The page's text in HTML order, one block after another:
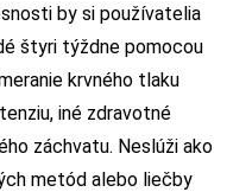
by si používatelia
štyri týždne pomocou
krvného tlaku
iné zdravotné
záchvatu. Neslúži ako
metód alebo liečby